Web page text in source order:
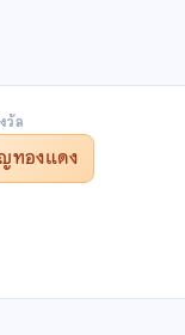
วัล
ทองแดง